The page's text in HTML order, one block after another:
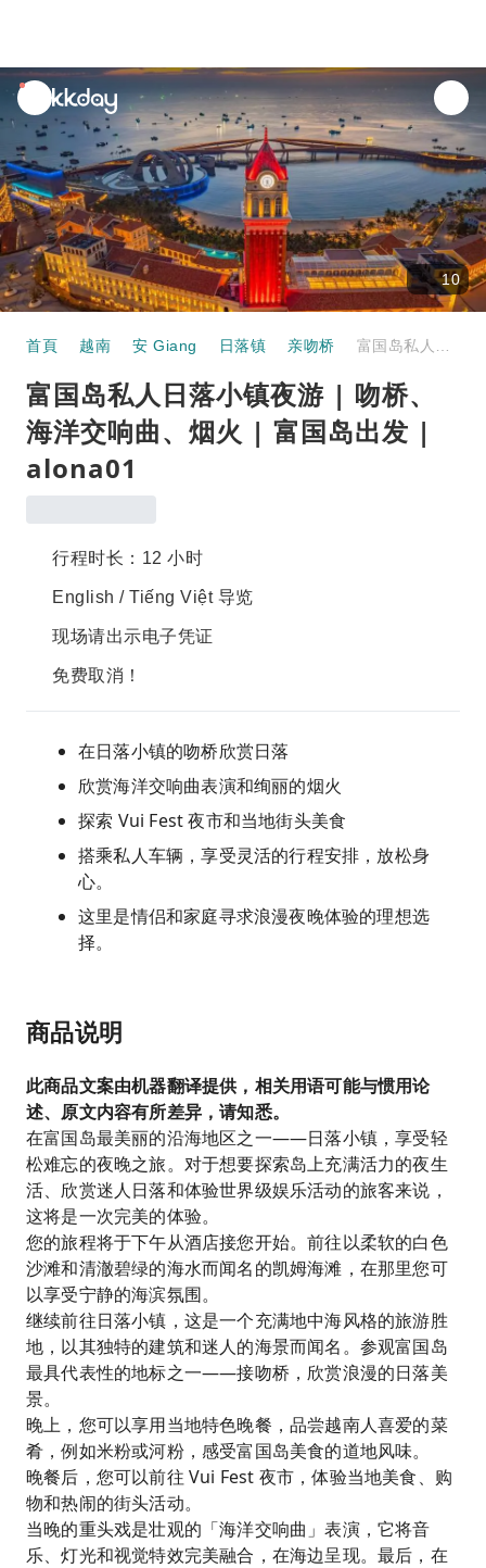
unread
notifications
10
首頁 越南 安 Giang 日落镇 亲吻桥
富国岛私人日落小镇夜游 | 吻桥、
海洋交响曲、烟火 | 富国岛出发 |
alona01
行程时长：12 小时
English / Tiếng Việt 导览
现场请出示电子凭证
免费取消！
在日落小镇的吻桥欣赏日落
欣赏海洋交响曲表演和绚丽的烟火
探索 Vui Fest 夜市和当地街头美食
搭乘私人车辆，享受灵活的行程安排，放松身
心。
这里是情侣和家庭寻求浪漫夜晚体验的理想选
择。
商品说明
此商品文案由机器翻译提供，相关用语可能与惯用论
述、原文内容有所差异，请知悉。
在富国岛最美丽的沿海地区之一——日落小镇，享受轻
松难忘的夜晚之旅。对于想要探索岛上充满活力的夜生
活、欣赏迷人日落和体验世界级娱乐活动的旅客来说，
这将是一次完美的体验。
您的旅程将于下午从酒店接您开始。前往以柔软的白色
沙滩和清澈碧绿的海水而闻名的凯姆海滩，在那里您可
以享受宁静的海滨氛围。
继续前往日落小镇，这是一个充满地中海风格的旅游胜
地，以其独特的建筑和迷人的海景而闻名。参观富国岛
最具代表性的地标之一——接吻桥，欣赏浪漫的日落美
景。
晚上，您可以享用当地特色晚餐，品尝越南人喜爱的菜
肴，例如米粉或河粉，感受富国岛美食的道地风味。
晚餐后，您可以前往 Vui Fest 夜市，体验当地美食、购
物和热闹的街头活动。
当晚的重头戏是壮观的「海洋交响曲」表演，它将音
乐、灯光和视觉特效完美融合，在海边呈现。最后，在